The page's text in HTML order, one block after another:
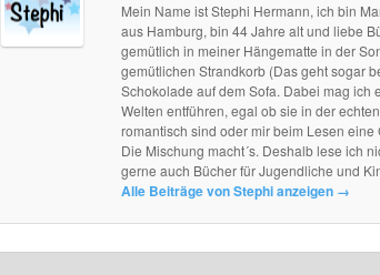
Mein Name ist Stephi Hermann, ich bin
aus Hamburg, bin 44 Jahre alt und liebe
gemütlich in meiner Hängematte in der
gemütlichen Strandkorb (Das geht sogar
Schokolade auf dem Sofa. Dabei mag ich
Welten entführen, egal ob sie in der
romantisch sind oder mir beim Lesen
Die Mischung macht´s. Deshalb lese ich
gerne auch Bücher für Jugendliche und
Alle Beiträge von Stephi anzeigen →